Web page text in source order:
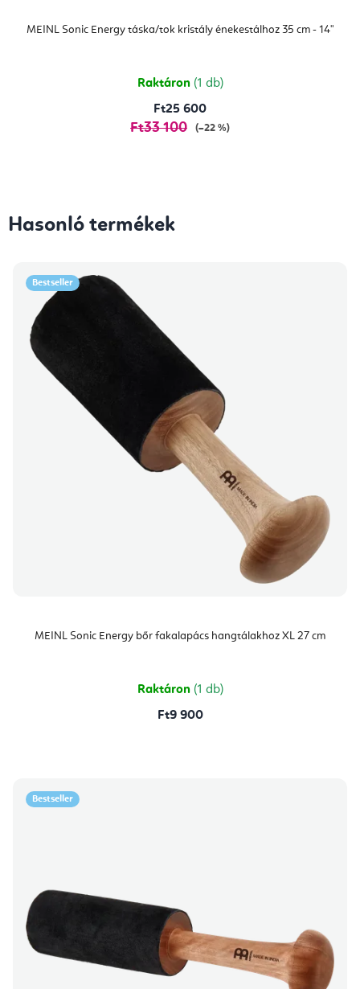
MEINL Sonic Energy táska/tok kristály énekestálhoz 35 cm - 14"
Raktáron (1 db)
Ft25 600
Ft33 100 (–22 %)
Hasonló termékek
Bestseller
MEINL Sonic Energy bőr fakalapács hangtálakhoz XL 27 cm
Raktáron (1 db)
Ft9 900
Bestseller